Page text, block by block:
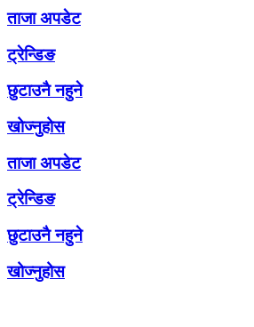
ताजा अपडेट
ट्रेन्डिङ
छुटाउनै नहुने
खोज्नुहोस
ताजा अपडेट
ट्रेन्डिङ
छुटाउनै नहुने
खोज्नुहोस